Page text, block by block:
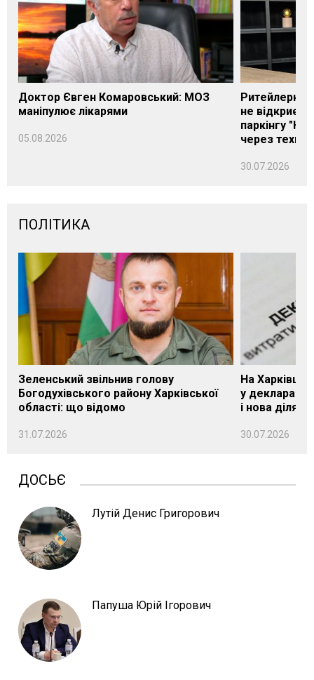
Доктор Євген Комаровський: МОЗ
маніпулює лікарями
05.08.2026
Ритейлерка
не
паркінгу
через
30.07.2026
ПОЛІТИКА
Зеленський звільнив голову
Богодухівського району Харківської
області: що відомо
31.07.2026
На
у декларації
і нова
30.07.2026
ДОСЬЄ
Лутій Денис Григорович
Папуша Юрій Ігорович